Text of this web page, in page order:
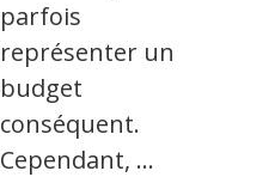
parfois
représenter un
budget
conséquent.
Cependant, …